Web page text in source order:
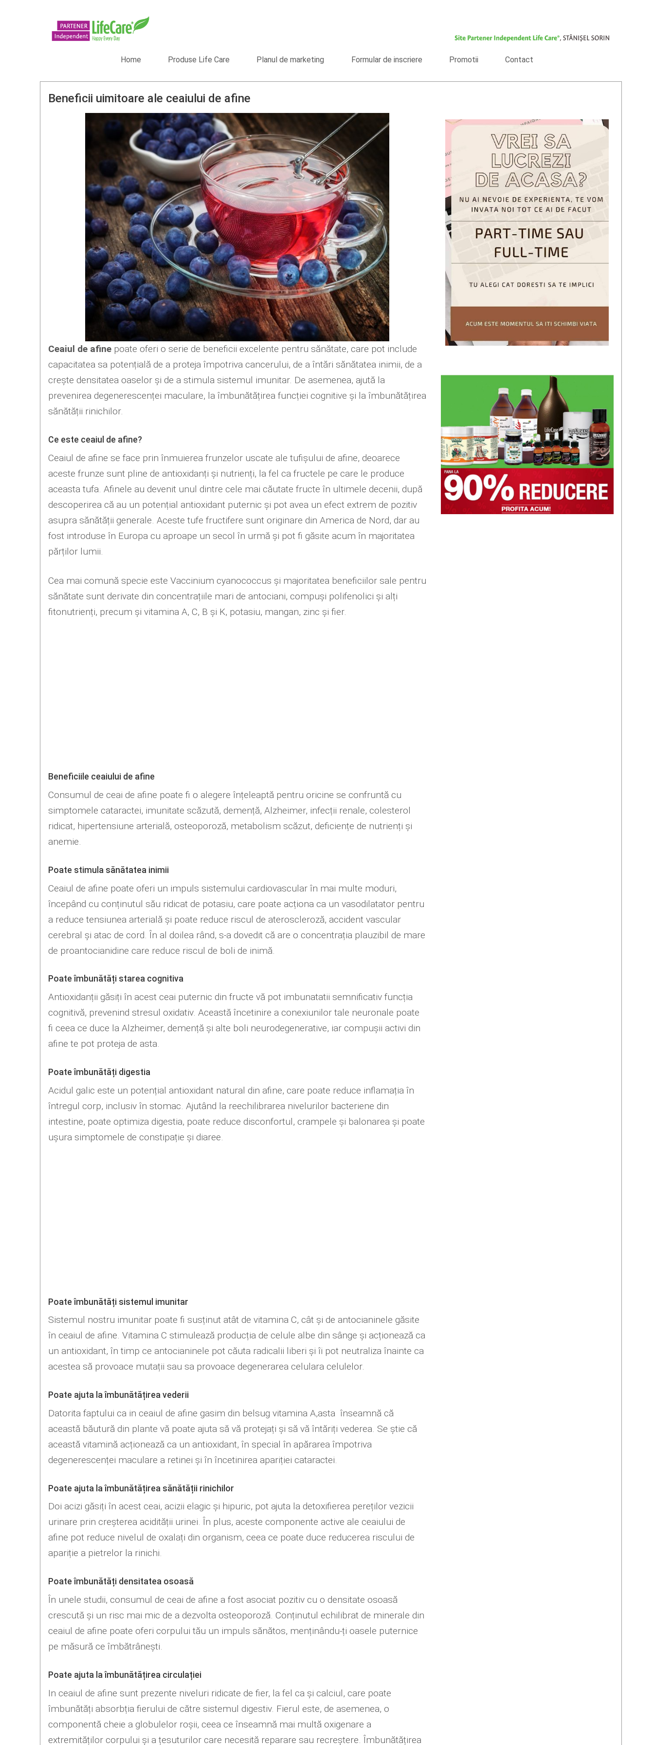
Home Produse Life Care Planul de marketing Formular de inscriere Promotii Contact
Beneficii uimitoare ale ceaiului de afine
Ceaiul de afinepoate oferi o serie de beneficii excelente pentru sănătate, care pot include
capacitatea sa potențială de a proteja împotriva cancerului, de a întări sănătatea inimii, de a
crește densitatea oaselor și de a stimula sistemul imunitar. De asemenea, ajută la
prevenirea degenerescenței maculare, la îmbunătățirea funcției cognitive și la îmbunătățirea
sănătății rinichilor.
Ce este ceaiul de afine?
Ceaiul de afine se face prin înmuierea frunzelor uscate ale tufișului de afine, deoarece
aceste frunze sunt pline de antioxidanți și nutrienți, la fel ca fructele pe care le produce
aceasta tufa. Afinele au devenit unul dintre cele mai căutate fructe în ultimele decenii, după
descoperirea că au un potențial antioxidant puternic și pot avea un efect extrem de pozitiv
asupra sănătății generale. Aceste tufe fructifere sunt originare din America de Nord, dar au
fost introduse în Europa cu aproape un secol în urmă și pot fi găsite acum în majoritatea
părților lumii.
Cea mai comună specie este Vaccinium cyanococcus și majoritatea beneficiilor sale pentru
sănătate sunt derivate din concentrațiile mari de antociani, compuși polifenolici și alți
fitonutrienți, precum și vitamina A, C, B și K, potasiu, mangan, zinc și fier.
Beneficiile ceaiului de afine
Consumul de ceai de afine poate fi o alegere înțeleaptă pentru oricine se confruntă cu
simptomele cataractei, imunitate scăzută, demență, Alzheimer, infecții renale, colesterol
ridicat, hipertensiune arterială, osteoporoză, metabolism scăzut, deficiențe de nutrienți și
anemie.
Poate stimula sănătatea inimii
Ceaiul de afine poate oferi un impuls sistemului cardiovascular în mai multe moduri,
începând cu conținutul său ridicat de potasiu, care poate acționa ca un vasodilatator pentru
a reduce tensiunea arterială și poate reduce riscul de ateroscleroză, accident vascular
cerebral și atac de cord. În al doilea rând, s-a dovedit că are o concentrația plauzibil de mare
de proantocianidine care reduce riscul de boli de inimă.
Poate îmbunătăți starea cognitiva
Antioxidanții găsiți în acest ceai puternic din fructe vă pot imbunatatii semnificativ funcția
cognitivă, prevenind stresul oxidativ. Această încetinire a conexiunilor tale neuronale poate
fi ceea ce duce la Alzheimer, demență și alte boli neurodegenerative, iar compușii activi din
afine te pot proteja de asta.
Poate îmbunătăți digestia
Acidul galic este un potențial antioxidant natural din afine, care poate reduce inflamația în
întregul corp, inclusiv în stomac. Ajutând la reechilibrarea nivelurilor bacteriene din
intestine, poate optimiza digestia, poate reduce disconfortul, crampele și balonarea și poate
ușura simptomele de constipație și diaree.
Poate îmbunătăți sistemul imunitar
Sistemul nostru imunitar poate fi susținut atât de vitamina C, cât și de antocianinele găsite
în ceaiul de afine. Vitamina C stimulează producția de celule albe din sânge și acționează ca
un antioxidant, în timp ce antocianinele pot căuta radicalii liberi și îi pot neutraliza înainte ca
acestea să provoace mutații sau sa provoace degenerarea celulara celulelor.
Poate ajuta la îmbunătățirea vederii
Datorita faptului ca in ceaiul de afine gasim din belsug vitamina A,asta înseamnă că
această băutură din plante vă poate ajuta să vă protejați și să vă întăriți vederea. Se știe că
această vitamină acționează ca un antioxidant, în special în apărarea împotriva
degenerescenței maculare a retinei și în încetinirea apariției cataractei.
Poate ajuta la îmbunătățirea sănătății rinichilor
Doi acizi găsiți în acest ceai, acizii elagic și hipuric, pot ajuta la detoxifierea pereților vezicii
urinare prin creșterea acidității urinei. În plus, aceste componente active ale ceaiului de
afine pot reduce nivelul de oxalați din organism, ceea ce poate duce reducerea riscului de
apariție a pietrelor la rinichi.
Poate îmbunătăți densitatea osoasă
În unele studii, consumul de ceai de afine a fost asociat pozitiv cu o densitate osoasă
crescută și un risc mai mic de a dezvolta osteoporoză. Conținutul echilibrat de minerale din
ceaiul de afine poate oferi corpului tău un impuls sănătos, menținându-ți oasele puternice
pe măsură ce îmbătrânești.
Poate ajuta la îmbunătățirea circulației
In ceaiul de afine sunt prezente niveluri ridicate de fier, la fel ca și calciul, care poate
îmbunătăți absorbția fierului de către sistemul digestiv. Fierul este, de asemenea, o
componentă cheie a globulelor roșii, ceea ce înseamnă mai multă oxigenare a
extremităților corpului și a țesuturilor care necesită reparare sau recreștere. Îmbunătățirea